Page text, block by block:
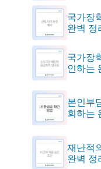
국가장
완벽 정
국가장
인하는
본인부
회하는
재난적
완벽 정